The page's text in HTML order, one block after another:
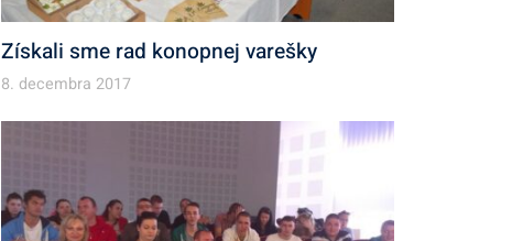
Získali sme rad konopnej varešky
8. decembra 2017